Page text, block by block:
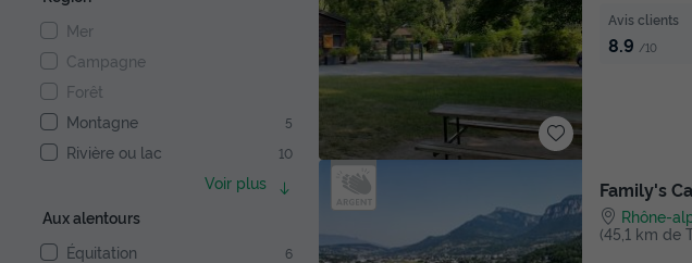
Mer
Campagne
Forêt
Montagne
5
Rivière ou lac 10
Voir plus
Aux alentours
Équitation
6
Avis clients
8.9 /10
Family's
Rhône-
(45,1 km de